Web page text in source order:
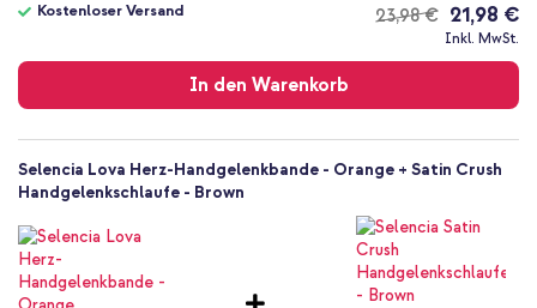
23,98 €
Kostenloser Versand 21,98 €
Inkl. MwSt.
In den Warenkorb
Versand
Selencia Lova Herz-Handgelenkbande - Orange + Satin Crush
Handgelenkschlaufe - Brown